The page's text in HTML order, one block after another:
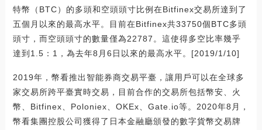
特幣（BTC）的多頭和空頭頭寸比例在Bitfinex交易所達到了
五個月以來的最高水平。目前在Bitfinex共33750個BTC多頭
頭寸，而空頭頭寸的數量僅為22787。這使得多空比率幾乎
達到1.5：1，為去年8月6日以來的最高水平。[2019/1/10]
2019年，幣看推出智能券商交易平臺，讓用戶可以在全球多
家交易所跨平臺實時交易，目前合作的交易所包括幣安、火
幣、Bitfinex、Poloniex、OKEx、Gate.io等。2020年8月，
幣看集團控股公司獲得了日本金融廳頒發的數字貨幣交易牌